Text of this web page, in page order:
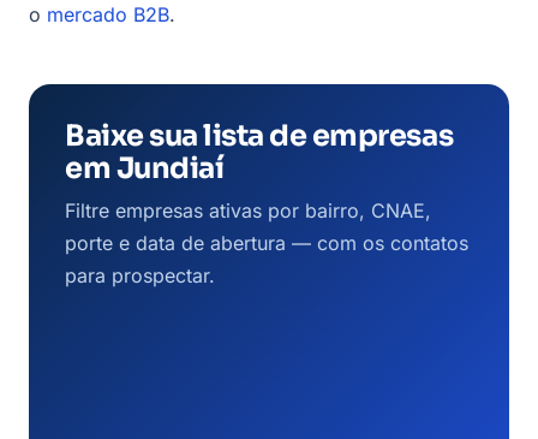
o mercado B2B.
Baixe sua lista de empresas
em Jundiaí
Filtre empresas ativas por bairro, CNAE,
porte e data de abertura — com os contatos
para prospectar.